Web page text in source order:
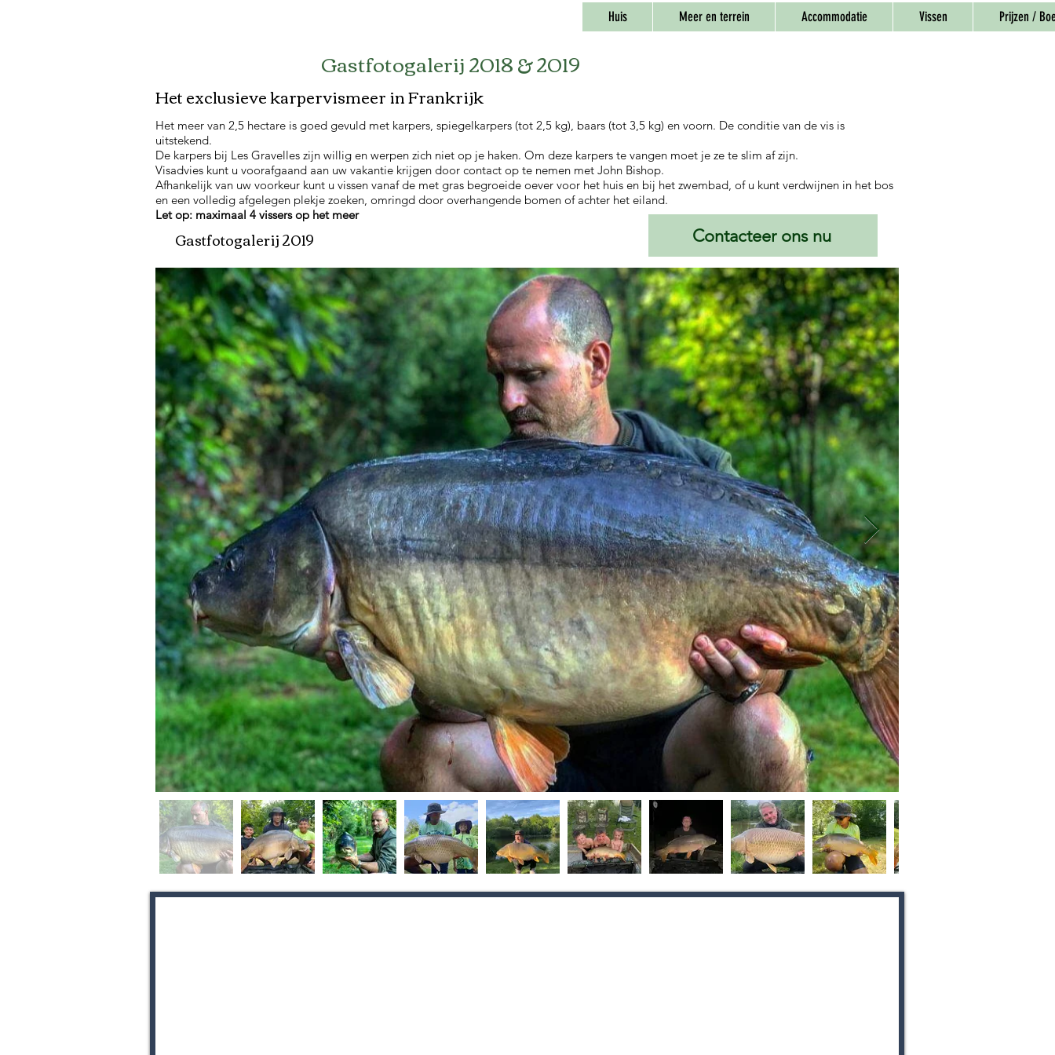
Huis Meer en terrein Accommodatie Vissen Prijzen /
Gastfotogalerij 2018 & 2019
Het exclusieve karpervismeer in Frankrijk
Het meer van 2,5 hectare is goed gevuld met karpers, spiegelkarpers (tot 2,5 kg), baars (tot 3,5 kg) en voorn. De conditie van de vis is
uitstekend.
De karpers bij Les Gravelles zijn willig en werpen zich niet op je haken. Om deze karpers te vangen moet je ze te slim af zijn.
Visadvies kunt u voorafgaand aan uw vakantie krijgen door contact op te nemen met John Bishop.
Afhankelijk van uw voorkeur kunt u vissen vanaf de met gras begroeide oever voor het huis en bij het zwembad, of u kunt verdwijnen in het bos
en een volledig afgelegen plekje zoeken, omringd door overhangende bomen of achter het eiland.
Let op: maximaal 4 vissers op het meer
Gastfotogalerij 2019 Contacteer ons nu